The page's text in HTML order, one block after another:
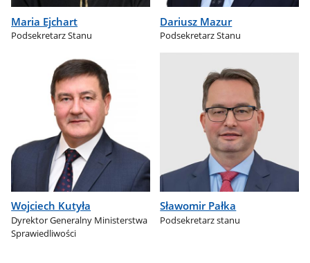
Maria Ejchart
Podsekretarz Stanu
Dariusz Mazur
Podsekretarz Stanu
Wojciech Kutyła
Dyrektor Generalny Ministerstwa
Sprawiedliwości
Sławomir Pałka
Podsekretarz stanu